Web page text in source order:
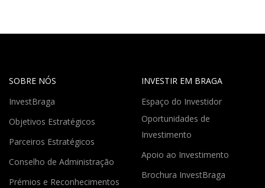
SOBRE NÓS
InvestBraga
Objetivos Estratégicos
Parceiros Estratégicos
Conselho de Administração
Prémios e Reconhecimentos
INVESTIR EM BRAGA
Espaço do Investidor
Oportunidades de
Investimento
Apoio ao Investimento
Brochura InvestBraga